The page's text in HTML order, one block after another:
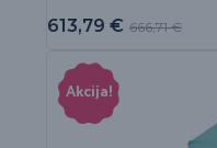
666,71€
613,79 €
Akcija!